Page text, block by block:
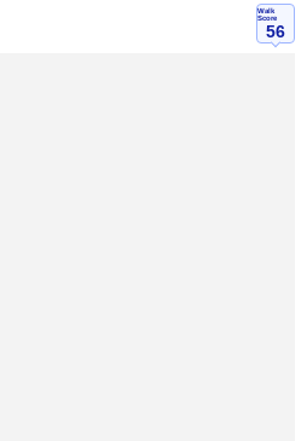
Walk
Score
56